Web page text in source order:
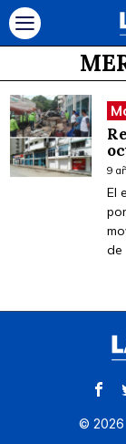
9
El
de
© 2026